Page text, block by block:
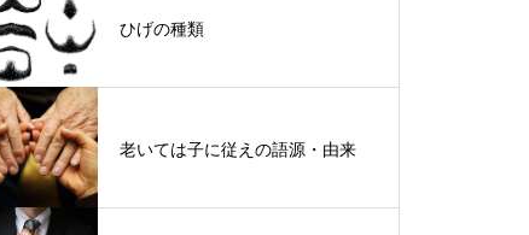
ひげの種類
老いては子に従えの語源・由来